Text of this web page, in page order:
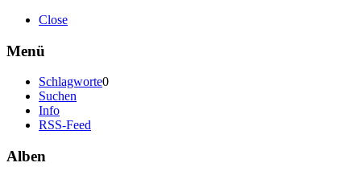
Close
Menü
Schlagworte0
Suchen
Info
RSS-Feed
Alben